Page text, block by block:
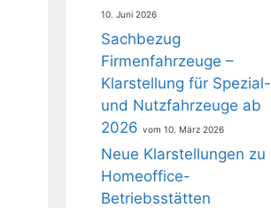
10. Juni 2026
Sachbezug
Firmenfahrzeuge –
Klarstellung für Spezial-
und Nutzfahrzeuge ab
2026
10. März 2026
Neue Klarstellungen zu
Homeoffice-
Betriebsstätten